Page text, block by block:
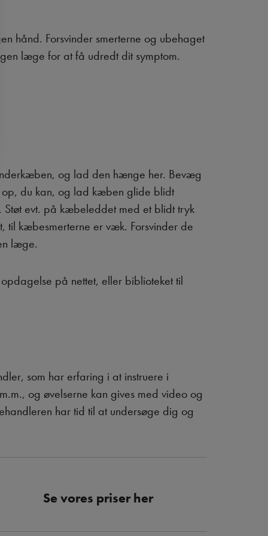
hånd. Forsvinder smerterne og ubehaget
læge for at få udredt dit symptom.
og lad den hænge her. Bevæg
du kan, og lad kæben glide blidt
evt. på kæbeleddet med et blidt tryk
kæbesmerterne er væk. Forsvinder de
læge.
på nettet, eller biblioteket til
som har erfaring i at instruere i
og øvelserne kan gives med video og
har tid til at undersøge dig og
Se vores priserher